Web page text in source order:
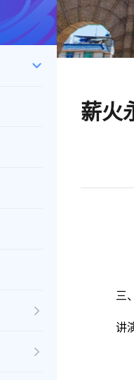
薪火
三
讲